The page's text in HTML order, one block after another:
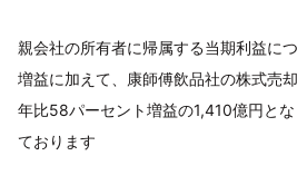
親会社の所有者に帰属する当期利益に
増益に加えて、康師傅飲品社の株式売
年比58パーセント増益の1,410億円と
ております